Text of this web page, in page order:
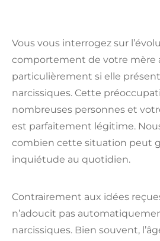
Vous vous interrogez sur
comportement de votre mère
particulièrement si elle
narcissiques. Cette
nombreuses personnes et
est parfaitement légitime.
combien cette situation peut
inquiétude au quotidien.
Contrairement aux idées
n’adoucit pas
narcissiques. Bien souvent,